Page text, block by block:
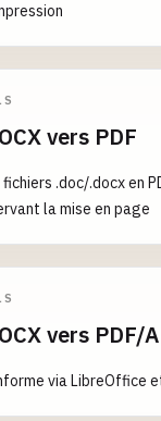
vers PDF
.doc/.docx en
la mise en page
vers PDF/A
via LibreOffice